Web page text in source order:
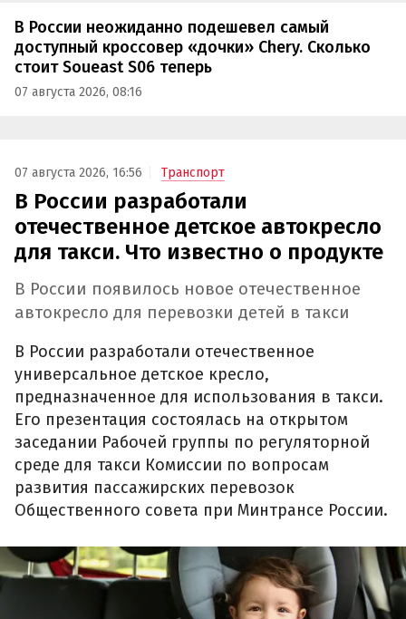
В России неожиданно подешевел самый
доступный кроссовер «дочки» Chery. Сколько
стоит Soueast S06 теперь
07 августа 2026, 08:16
07 августа 2026, 16:56 Транспорт
В России разработали
отечественное детское автокресло
для такси. Что известно о продукте
В России появилось новое отечественное
автокресло для перевозки детей в такси
В России разработали отечественное
универсальное детское кресло,
предназначенное для использования в такси.
Его презентация состоялась на открытом
заседании Рабочей группы по регуляторной
среде для такси Комиссии по вопросам
развития пассажирских перевозок
Общественного совета при Минтрансе России.